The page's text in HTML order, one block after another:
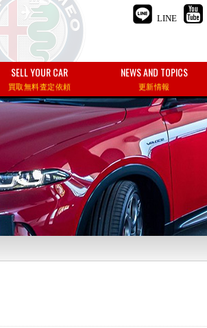
LINE
SELL YOUR CAR
買取無料査定依頼
NEWS AND TOPICS
更新情報